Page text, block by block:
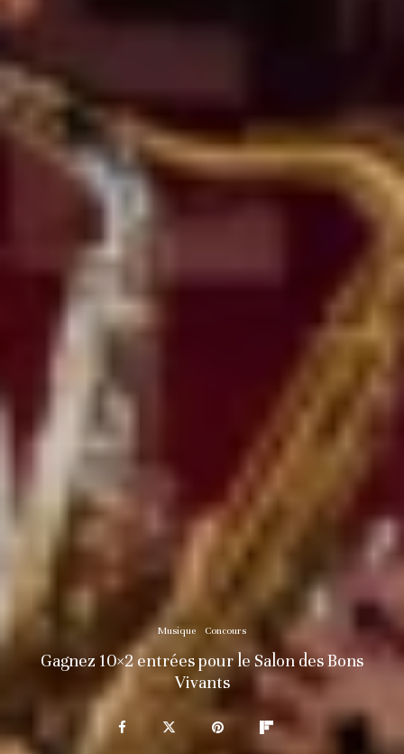
Musique Concours
Gagnez 10×2 entrées pour le Salon des Bons
Vivants